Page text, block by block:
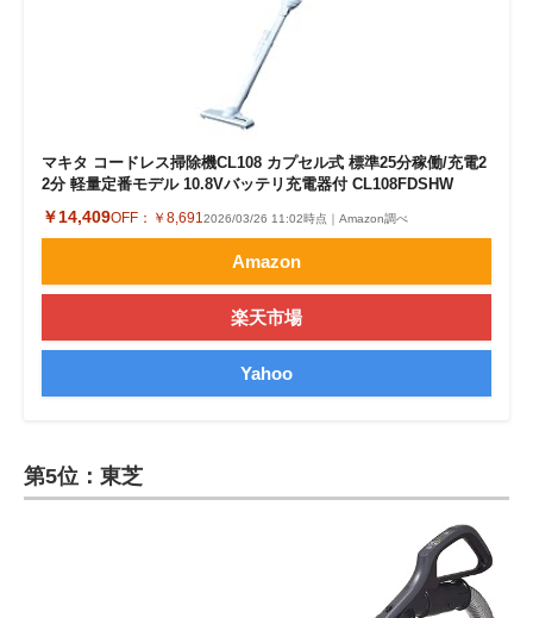
マキタ コードレス掃除機CL108 カプセル式 標準25分稼働/充電2
2分 軽量定番モデル 10.8Vバッテリ充電器付 CL108FDSHW
￥14,409OFF： ￥8,6912026/03/26 11:02時点｜Amazon調べ
Amazon
楽天市場
Yahoo
第5位：東芝